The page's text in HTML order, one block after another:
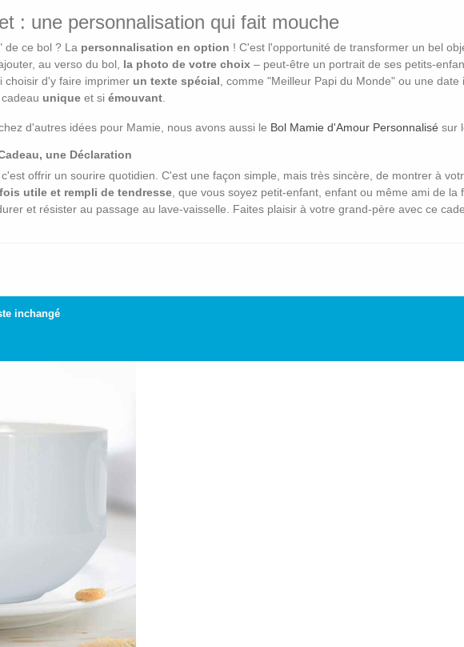
: une personnalisation qui fait mouche
de ce bol ? La personnalisation en option ! C'est l'opportunité de transformer un bel
au verso du bol, la photo de votre choix – peut-être un portrait de ses petits-
choisir d'y faire imprimer un texte spécial , comme "Meilleur Papi du Monde" ou une
unique et si émouvant
d'autres idées pour Mamie, nous avons aussi le Bol Mamie d'Amour Personnalisé sur
une Déclaration
offrir un sourire quotidien. C'est une façon simple, mais très sincère, de montrer à
utile et rempli de tendresse , que vous soyez petit-enfant, enfant ou même ami de
et résister au passage au lave-vaisselle. Faites plaisir à votre grand-père avec ce
inchangé